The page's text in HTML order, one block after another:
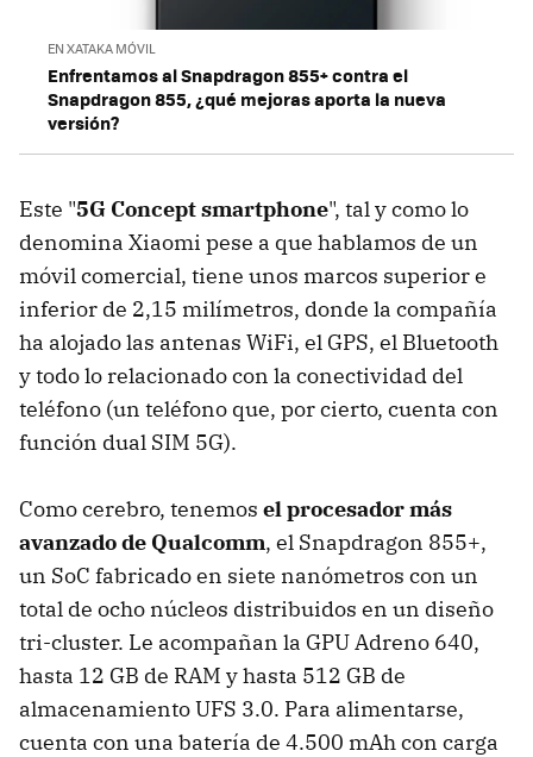
EN XATAKA MÓVIL
Enfrentamos al Snapdragon 855+ contra el
Snapdragon 855, ¿qué mejoras aporta la nueva
versión?
Este "5G Concept smartphone", tal y como lo
denomina Xiaomi pese a que hablamos de un
móvil comercial, tiene unos marcos superior e
inferior de 2,15 milímetros, donde la compañía
ha alojado las antenas WiFi, el GPS, el Bluetooth
y todo lo relacionado con la conectividad del
teléfono (un teléfono que, por cierto, cuenta con
función dual SIM 5G).
Como cerebro, tenemos el procesador más
avanzado de Qualcomm, el Snapdragon 855+,
un SoC fabricado en siete nanómetros con un
total de ocho núcleos distribuidos en un diseño
tri-cluster. Le acompañan la GPU Adreno 640,
hasta 12 GB de RAM y hasta 512 GB de
almacenamiento UFS 3.0. Para alimentarse,
cuenta con una batería de 4.500 mAh con carga